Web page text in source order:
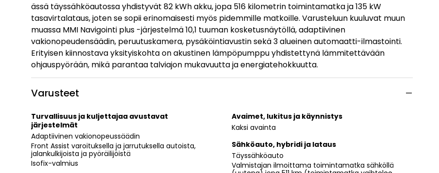
ässä täyssähköautossa yhdistyvät 82 kWh akku, jopa 516 kilometrin toimintamatka ja 135 kW
tasavirtalataus, joten se sopii erinomaisesti myös pidemmille matkoille. Varusteluun kuuluvat muun
muassa MMI Navigointi plus -järjestelmä 10,1 tuuman kosketusnäytöllä, adaptiivinen
vakionopeudensäädin, peruutuskamera, pysäköintiavustin sekä 3 alueinen automaatti-ilmastointi.
Erityisen kiinnostava yksityiskohta on akustinen lämpöpumppu yhdistettynä lämmitettävään
ohjauspyörään, mikä parantaa talviajon mukavuutta ja energiatehokkuutta.
Varusteet
Turvallisuus ja kuljettajaa avustavat
järjestelmät
Adaptiivinen vakionopeussäädin
Front Assist varoituksella ja jarrutuksella autoista,
jalankulkijoista ja pyöräilijöistä
Isofix-valmius
Avaimet, lukitus ja käynnistys
Kaksi avainta
Sähköauto, hybridi ja lataus
Täyssähköauto
Valmistajan ilmoittama toimintamatka sähköllä